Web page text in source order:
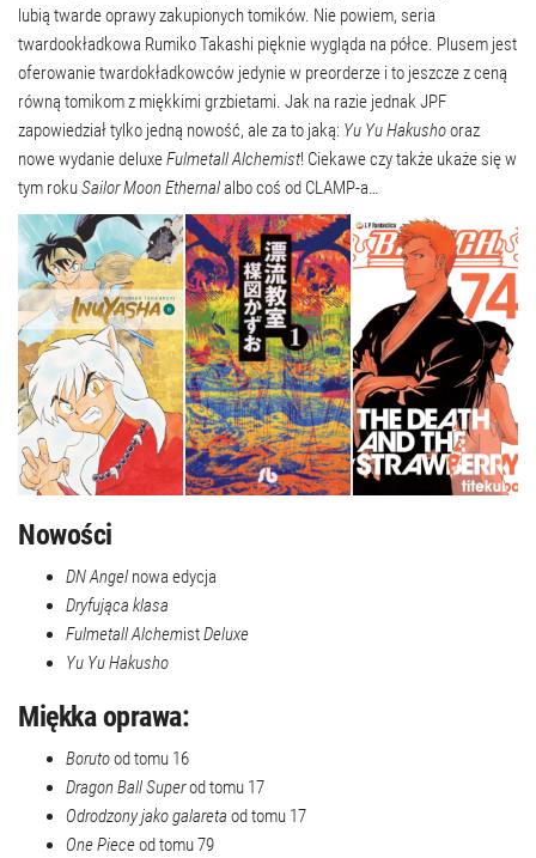
lubią twarde oprawy zakupionych tomików. Nie powiem, seria
twardookładkowa Rumiko Takashi pięknie wygląda na półce. Plusem jest
oferowanie twardokładkowców jedynie w preorderze i to jeszcze z ceną
równą tomikom z miękkimi grzbietami. Jak na razie jednak JPF
zapowiedział tylko jedną nowość, ale za to jaką: Yu Yu Hakushooraz
nowe wydanie deluxeFulmetall Alchemist! Ciekawe czy także ukaże się w
tym rokuSailor Moon Ethernalalbo coś od CLAMP-a…
Nowości
DN Angel nowa edycja
Dryfująca klasa
Fulmetall AlchemistDeluxe
Yu Yu Hakusho
Miękka oprawa:
Borutood tomu 16
Dragon Ball Superod tomu 17
Odrodzony jako galareta od tomu 17
One Pieceod tomu 79